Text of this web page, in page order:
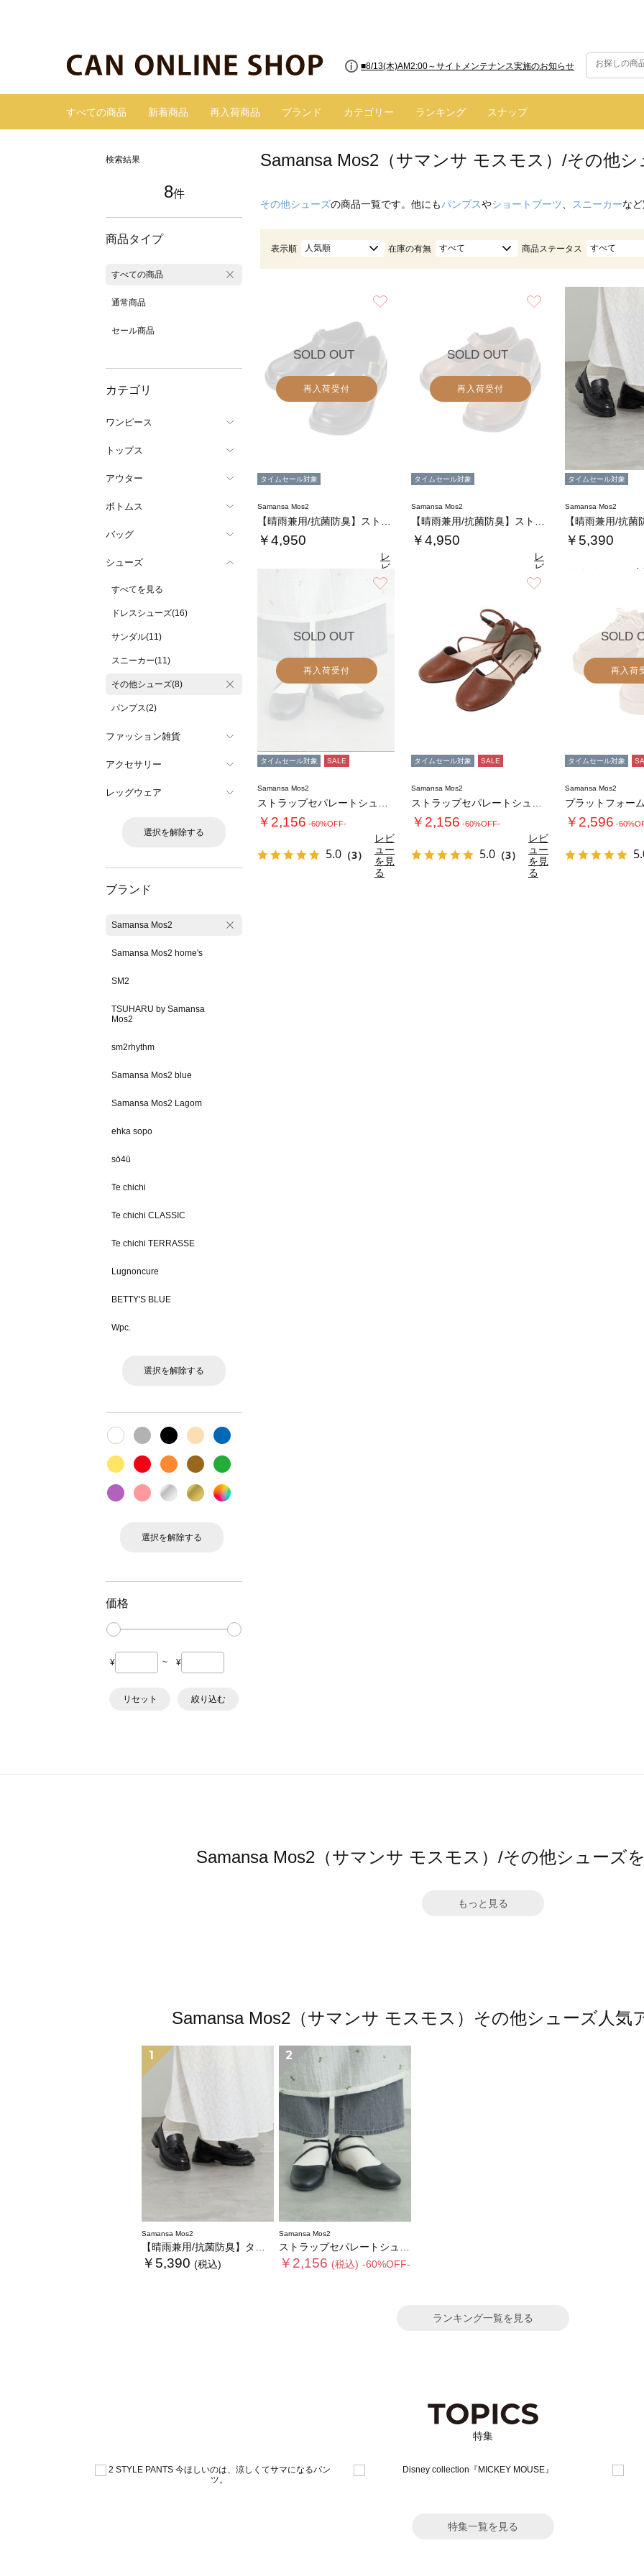
■8/13(木)AM2:00～サイトメンテナンス実施のお知らせ
すべての商品 新着商品 再入荷商品 ブランド カテゴリー ランキング スナップ
検索結果
8件
商品タイプ
すべての商品
通常商品
セール商品
カテゴリ
ワンピース
トップス
アウター
ボトムス
バッグ
シューズ
すべてを見る
ドレスシューズ(16)
サンダル(11)
スニーカー(11)
その他シューズ(8)
パンプス(2)
ファッション雑貨
アクセサリー
レッグウェア
選択を解除する
ブランド
Samansa Mos2
Samansa Mos2 home's
SM2
TSUHARU by Samansa
Mos2
sm2rhythm
Samansa Mos2 blue
Samansa Mos2 Lagom
ehka sopo
sō4ū
Te chichi
Te chichi CLASSIC
Te chichi TERRASSE
Lugnoncure
BETTY'S BLUE
Wpc.
選択を解除する
選択を解除する
価格
¥ ~ ¥
リセット 絞り込む
Samansa Mos2（サマンサ モスモス）/その他シ
その他シューズの商品一覧です。他にもパンプスやショートブーツ スニーカーな
表示順 人気順 在庫の有無 すべて 商品ステータス すべて
SOLD OUT
再入荷受付
タイムセール対象
Samansa Mos2
￥4,950
レ
ビ
ュ
ー
を
SOLD OUT
再入荷受付
タイムセール対象
Samansa Mos2
￥4,950
レ
ビ
ュ
ー
タイムセール対象
Samansa Mos2
￥5,390
SOLD OUT
再入荷受付
タイムセール対象 SALE
Samansa Mos2
￥2,156 -60%OFF-
5.0 （3）
レビ
ュー
を見
る
タイムセール対象 SALE
Samansa Mos2
￥2,156 -60%OFF-
5.0 （3）
レビ
ュー
を見
る
SOLD
再入荷
タイムセール対象
Samansa Mos2
￥2,596 -
Samansa Mos2（サマンサ モスモス）/その他シューズ
もっと見る
Samansa Mos2（サマンサ モスモス）その他シューズ人気
1
Samansa Mos2
【晴雨兼用/抗菌防臭】タッセルローファー
￥5,390 (税込)
2
Samansa Mos2
ストラップセパレートシューズ
￥2,156 (税込) -60%OFF-
ランキング一覧を見る
特集
特集一覧を見る